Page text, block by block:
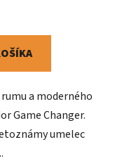
a moderného
Game Changer.
umelec